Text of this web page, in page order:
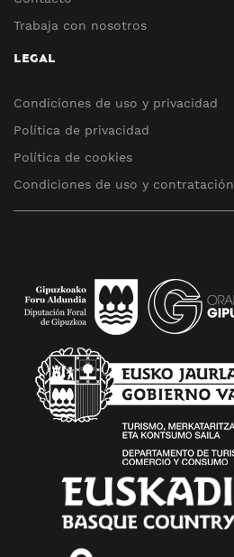
Trabaja con nosotros
LEGAL
Condiciones de uso y privacidad
Política de privacidad
Política de cookies
Condiciones de uso y contratación